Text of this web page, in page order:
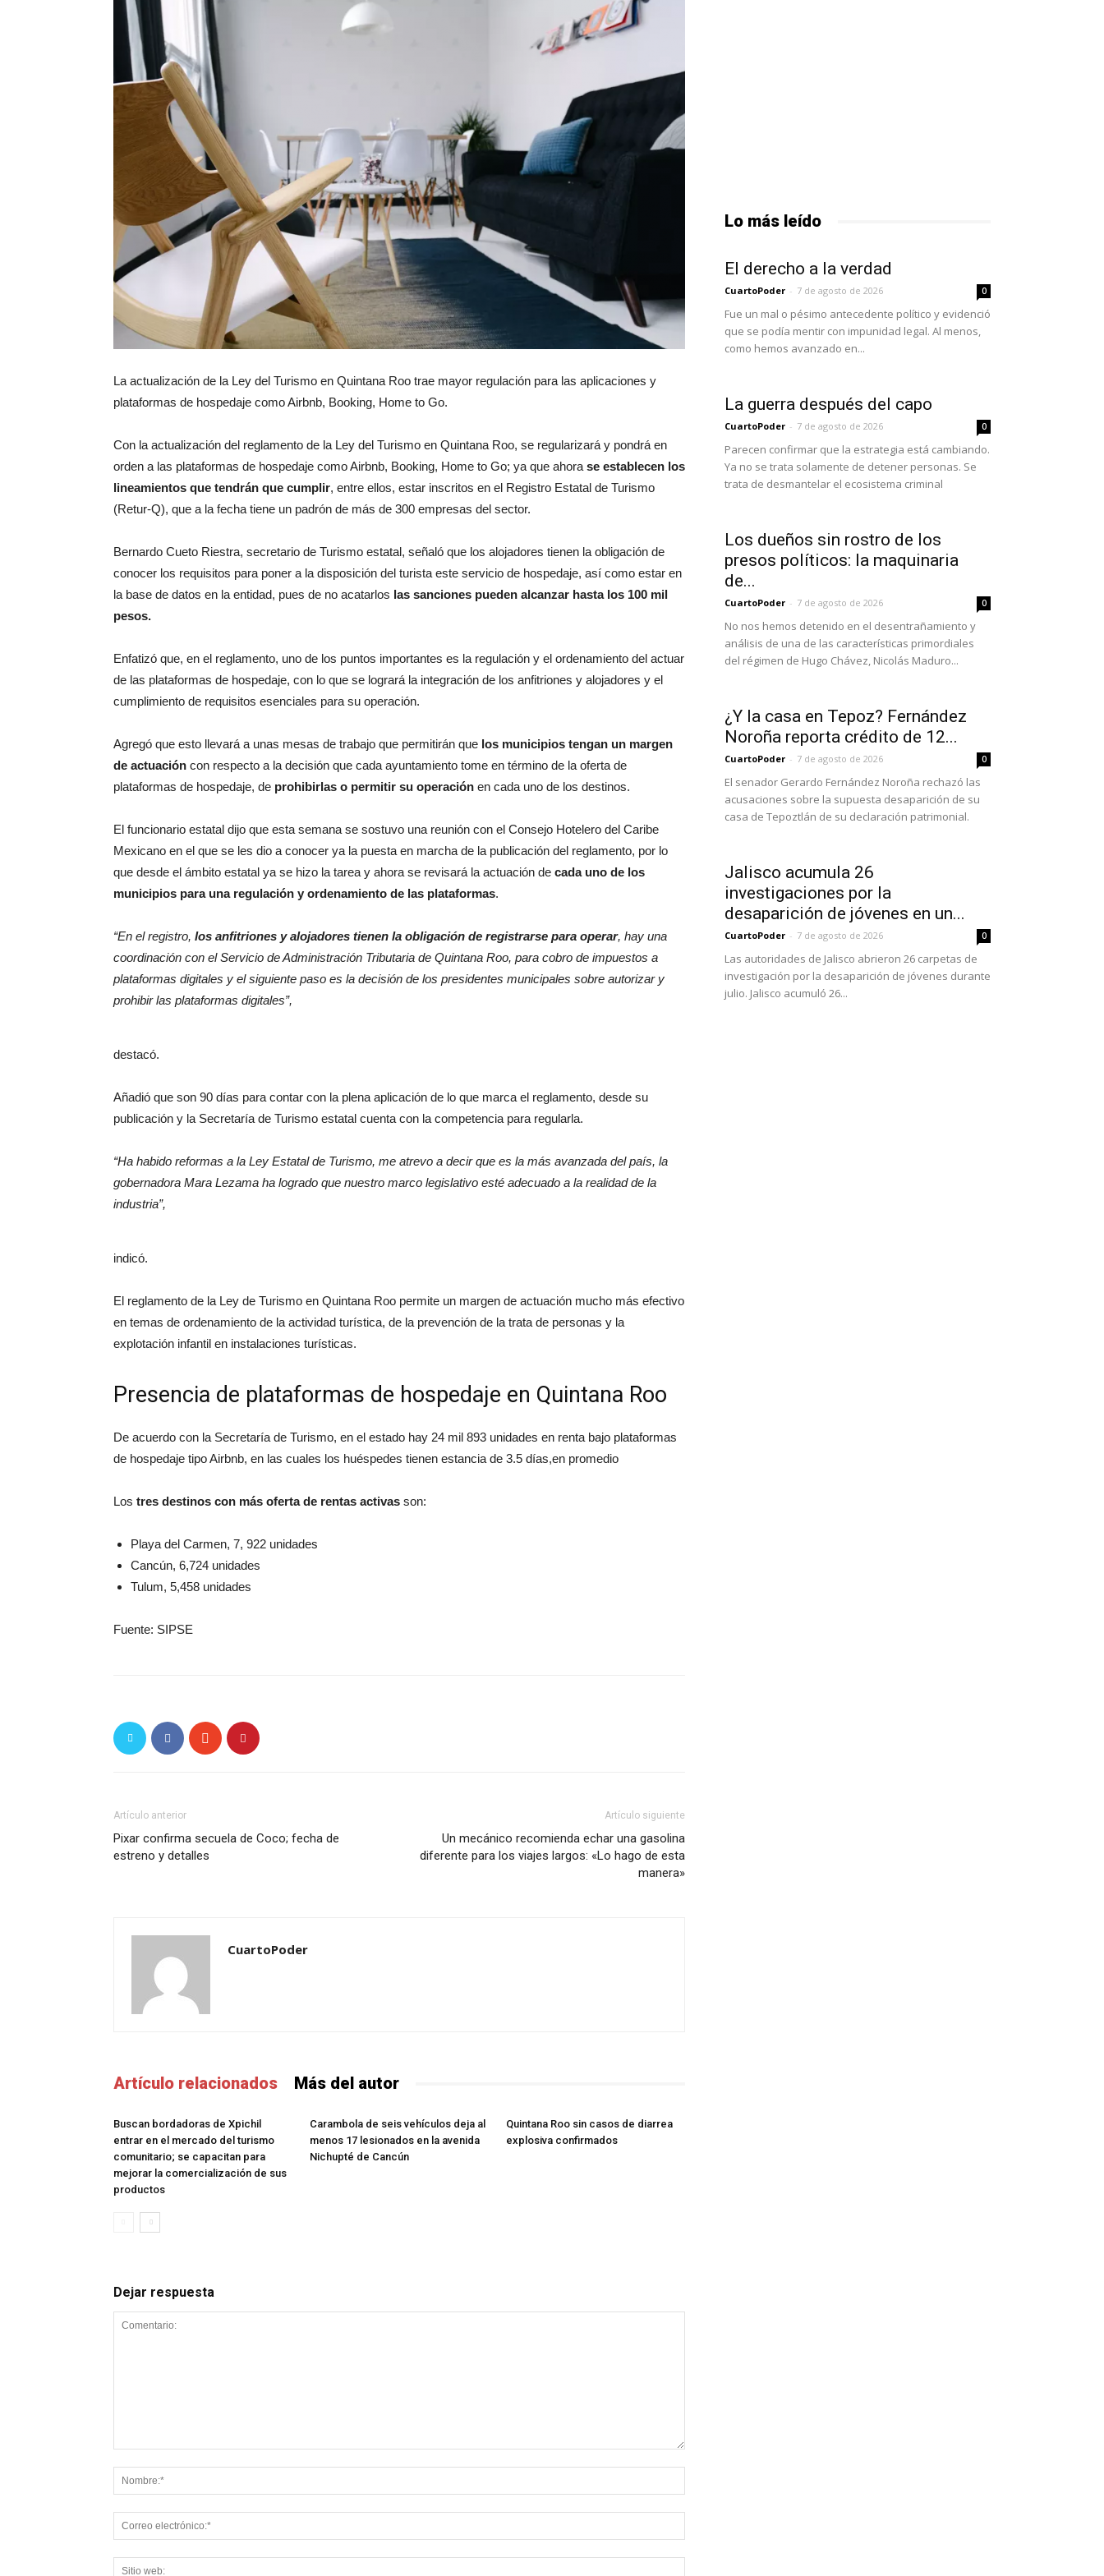
La actualización de la Ley del Turismo en Quintana Roo trae mayor regulación para las aplicaciones y
plataformas de hospedaje como Airbnb, Booking, Home to Go.
Con la actualización del reglamento de la Ley del Turismo en Quintana Roo, se regularizará y pondrá en
orden a las plataformas de hospedaje como Airbnb, Booking, Home to Go; ya que ahora se establecen los
lineamientos que tendrán que cumplir, entre ellos, estar inscritos en el Registro Estatal de Turismo
(Retur-Q), que a la fecha tiene un padrón de más de 300 empresas del sector.
Bernardo Cueto Riestra, secretario de Turismo estatal, señaló que los alojadores tienen la obligación de
conocer los requisitos para poner a la disposición del turista este servicio de hospedaje, así como estar en
la base de datos en la entidad, pues de no acatarlos las sanciones pueden alcanzar hasta los 100 mil
pesos.
Enfatizó que, en el reglamento, uno de los puntos importantes es la regulación y el ordenamiento del actuar
de las plataformas de hospedaje, con lo que se logrará la integración de los anfitriones y alojadores y el
cumplimiento de requisitos esenciales para su operación.
Agregó que esto llevará a unas mesas de trabajo que permitirán que los municipios tengan un margen
de actuación con respecto a la decisión que cada ayuntamiento tome en término de la oferta de
plataformas de hospedaje, de prohibirlas o permitir su operación en cada uno de los destinos.
El funcionario estatal dijo que esta semana se sostuvo una reunión con el Consejo Hotelero del Caribe
Mexicano en el que se les dio a conocer ya la puesta en marcha de la publicación del reglamento, por lo
que desde el ámbito estatal ya se hizo la tarea y ahora se revisará la actuación de cada uno de los
municipios para una regulación y ordenamiento de las plataformas.
“En el registro, los anfitriones y alojadores tienen la obligación de registrarse para operar, hay una
coordinación con el Servicio de Administración Tributaria de Quintana Roo, para cobro de impuestos a
plataformas digitales y el siguiente paso es la decisión de los presidentes municipales sobre autorizar y
prohibir las plataformas digitales”,
destacó.
Añadió que son 90 días para contar con la plena aplicación de lo que marca el reglamento, desde su
publicación y la Secretaría de Turismo estatal cuenta con la competencia para regularla.
“Ha habido reformas a la Ley Estatal de Turismo, me atrevo a decir que es la más avanzada del país, la
gobernadora Mara Lezama ha logrado que nuestro marco legislativo esté adecuado a la realidad de la
industria”,
indicó.
El reglamento de la Ley de Turismo en Quintana Roo permite un margen de actuación mucho más efectivo
en temas de ordenamiento de la actividad turística, de la prevención de la trata de personas y la
explotación infantil en instalaciones turísticas.
Presencia de plataformas de hospedaje en Quintana Roo
De acuerdo con la Secretaría de Turismo, en el estado hay 24 mil 893 unidades en renta bajo plataformas
de hospedaje tipo Airbnb, en las cuales los huéspedes tienen estancia de 3.5 días,en promedio
Los tres destinos con más oferta de rentas activas son:
Playa del Carmen, 7, 922 unidades
Cancún, 6,724 unidades
Tulum, 5,458 unidades
Fuente: SIPSE
Artículo anterior
Pixar confirma secuela de Coco; fecha de
estreno y detalles
Artículo siguiente
Un mecánico recomienda echar una gasolina
diferente para los viajes largos: «Lo hago de esta
manera»
CuartoPoder
Artículo relacionados Más del autor
Buscan bordadoras de Xpichil
entrar en el mercado del turismo
comunitario; se capacitan para
mejorar la comercialización de sus
productos
Carambola de seis vehículos deja al
menos 17 lesionados en la avenida
Nichupté de Cancún
Quintana Roo sin casos de diarrea
explosiva confirmados
Dejar respuesta
Lo más leído
El derecho a la verdad
CuartoPoder - 7 de agosto de 2026 0
Fue un mal o pésimo antecedente político y evidenció
que se podía mentir con impunidad legal. Al menos,
como hemos avanzado en...
La guerra después del capo
CuartoPoder - 7 de agosto de 2026 0
Parecen confirmar que la estrategia está cambiando.
Ya no se trata solamente de detener personas. Se
trata de desmantelar el ecosistema criminal
Los dueños sin rostro de los
presos políticos: la maquinaria
de...
CuartoPoder - 7 de agosto de 2026 0
No nos hemos detenido en el desentrañamiento y
análisis de una de las características primordiales
del régimen de Hugo Chávez, Nicolás Maduro...
¿Y la casa en Tepoz? Fernández
Noroña reporta crédito de 12...
CuartoPoder - 7 de agosto de 2026 0
El senador Gerardo Fernández Noroña rechazó las
acusaciones sobre la supuesta desaparición de su
casa de Tepoztlán de su declaración patrimonial.
Jalisco acumula 26
investigaciones por la
desaparición de jóvenes en un...
CuartoPoder - 7 de agosto de 2026 0
Las autoridades de Jalisco abrieron 26 carpetas de
investigación por la desaparición de jóvenes durante
julio. Jalisco acumuló 26...